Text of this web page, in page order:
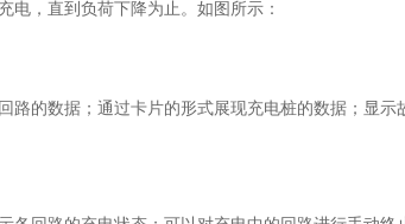
电，直到负荷下降为止。如图所示：
路的数据；通过卡片的形式展现充电桩的数据；显示